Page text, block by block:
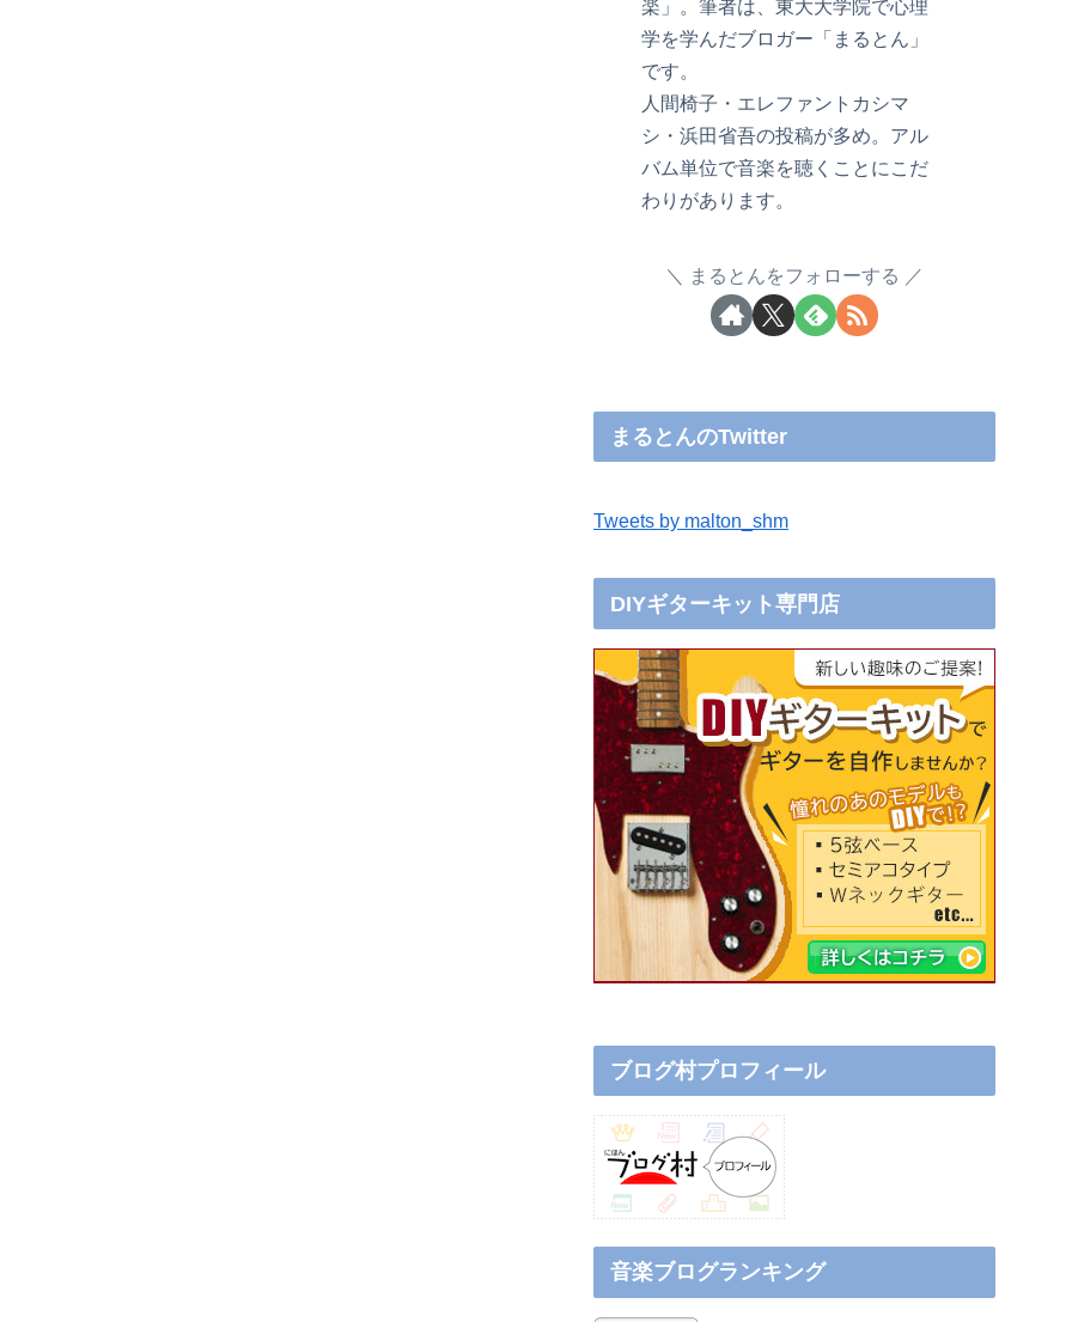
楽」。筆者は、東大大学院で心理
学を学んだブロガー「まるとん」
です。
人間椅子・エレファントカシマ
シ・浜田省吾の投稿が多め。アル
バム単位で音楽を聴くことにこだ
わりがあります。
まるとんをフォローする
まるとんのTwitter
Tweets by malton_shm
DIYギターキット専門店
ブログ村プロフィール
音楽ブログランキング